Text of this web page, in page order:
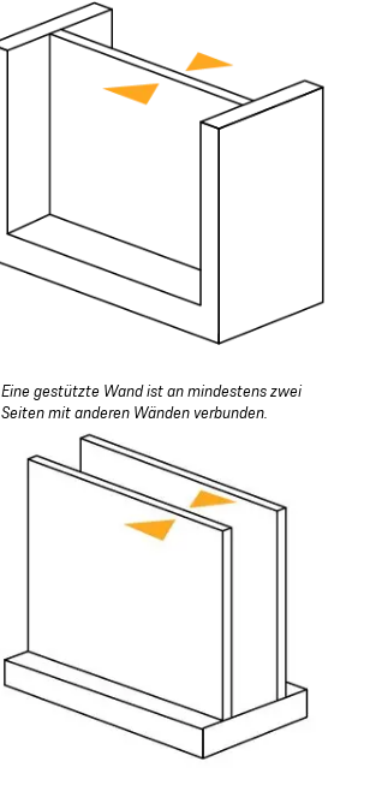
Eine gestützte Wand ist an mindestens zwei
Seiten mit anderen Wänden verbunden.